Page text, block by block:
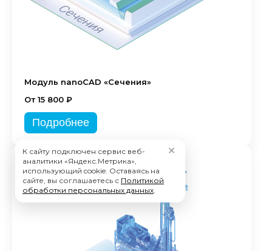
Модуль nanoCAD «Сечения»
От 15 800 ₽
Подробнее
К сайту подключен сервис веб-
аналитики «Яндекс.Метрика»,
использующий cookie. Оставаясь на
сайте, вы соглашаетесь с Политикой
обработки персональных данных.
✕